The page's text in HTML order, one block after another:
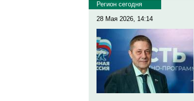
Регион сегодня
28 Мая 2026, 14:14